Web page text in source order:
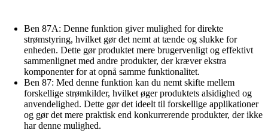
Ben 87A: Denne funktion giver mulighed for direkte
strømstyring, hvilket gør det nemt at tænde og slukke for
enheden. Dette gør produktet mere brugervenligt og effektivt
sammenlignet med andre produkter, der kræver ekstra
komponenter for at opnå samme funktionalitet.
Ben 87: Med denne funktion kan du nemt skifte mellem
forskellige strømkilder, hvilket øger produktets alsidighed og
anvendelighed. Dette gør det ideelt til forskellige applikationer
og gør det mere praktisk end konkurrerende produkter, der ikke
har denne mulighed.